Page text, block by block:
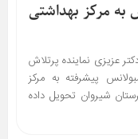
مرکز بهداشتی
که دکتر عزیزی نماینده پرتلاش
پیشرفته به مرکز
شیروان تحویل داده